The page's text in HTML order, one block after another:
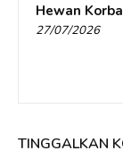
Hewan
27/07/2026
TINGGALKAN